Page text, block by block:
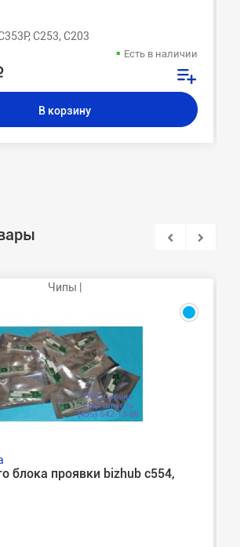
C253, C203
Есть в наличии
В корзину
Чипы |
блока проявки bizhub c554,